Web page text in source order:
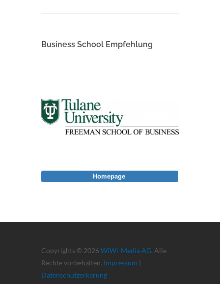
Business School Empfehlung
Copyrights © 2026 WiWi-Media AG. Alle
Rechte vorbehalten. Impressum |
Datenschutzerkärung
Homepage